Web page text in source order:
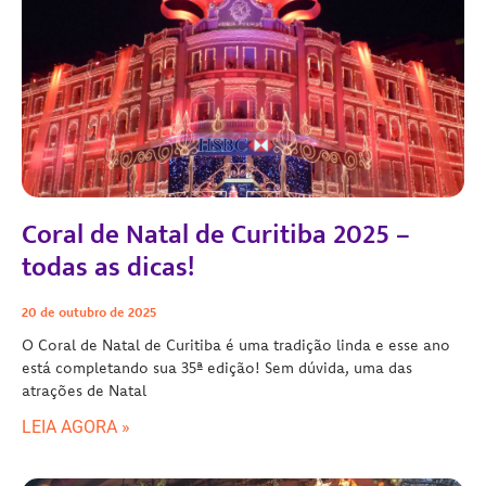
Coral de Natal de Curitiba 2025 –
todas as dicas!
20 de outubro de 2025
O Coral de Natal de Curitiba é uma tradição linda e esse ano
está completando sua 35ª edição! Sem dúvida, uma das
atrações de Natal
LEIA AGORA »